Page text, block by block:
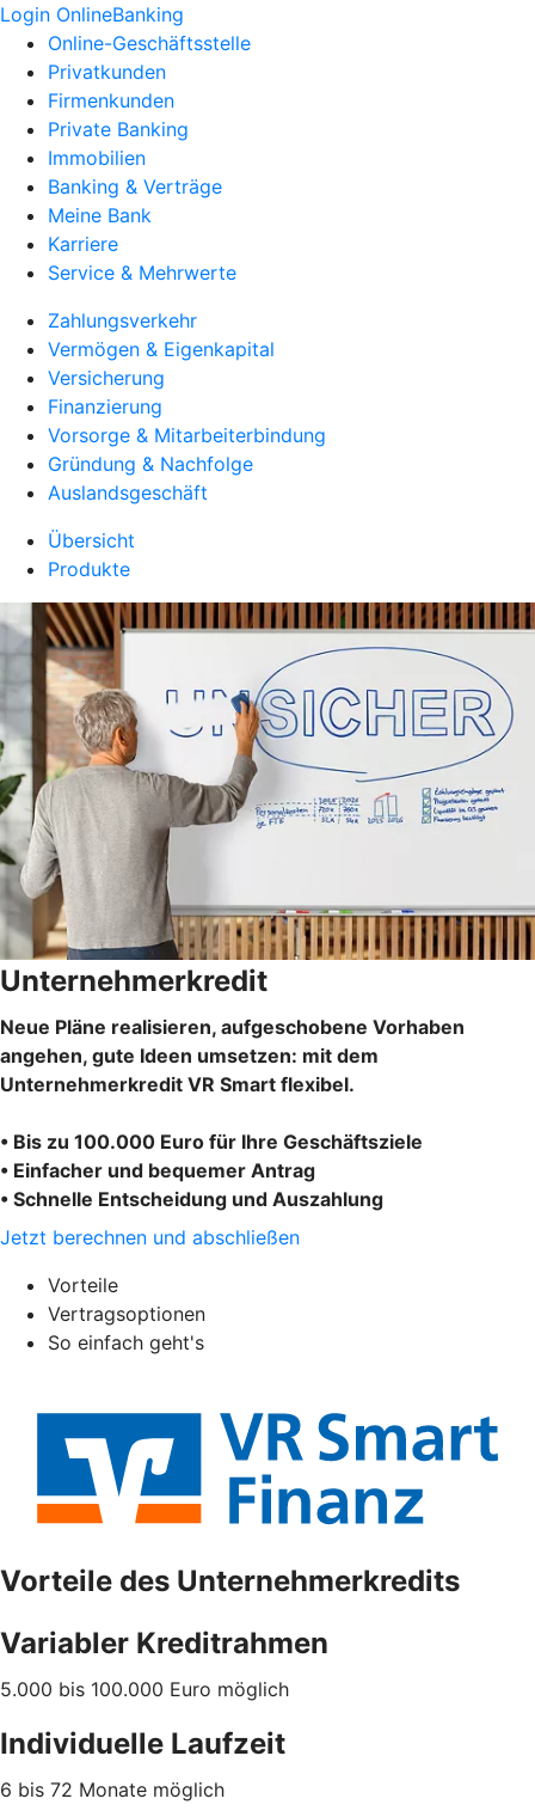
Login OnlineBanking
Online-Geschäftsstelle
Privatkunden
Firmenkunden
Private Banking
Immobilien
Banking & Verträge
Meine Bank
Karriere
Service & Mehrwerte
Zahlungsverkehr
Vermögen & Eigenkapital
Versicherung
Finanzierung
Vorsorge & Mitarbeiterbindung
Gründung & Nachfolge
Auslandsgeschäft
Übersicht
Produkte
Unternehmerkredit
Neue Pläne realisieren, aufgeschobene Vorhaben
angehen, gute Ideen umsetzen: mit dem
Unternehmerkredit VR Smart flexibel.
• Bis zu 100.000 Euro für Ihre Geschäftsziele
• Einfacher und bequemer Antrag
• Schnelle Entscheidung und Auszahlung
Jetzt berechnen und abschließen
Vorteile
Vertragsoptionen
So einfach geht's
Vorteile des Unternehmerkredits
Variabler Kreditrahmen
5.000 bis 100.000 Euro möglich
Individuelle Laufzeit
6 bis 72 Monate möglich